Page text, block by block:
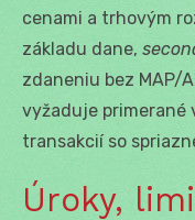
cenami a trhovým
základu dane,
zdaneniu bez MAP/
vyžaduje primerané
transakcií so
Úroky,